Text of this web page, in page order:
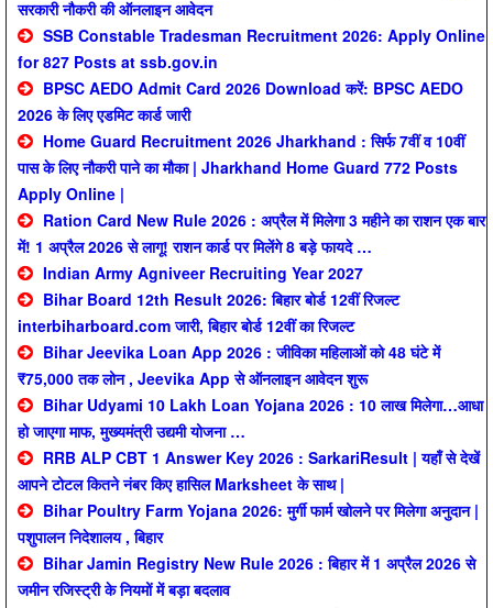
सरकारी नौकरी की ऑनलाइन आवेदन
SSB Constable Tradesman Recruitment 2026: Apply Online
for 827 Posts at ssb.gov.in
BPSC AEDO Admit Card 2026 Download करें: BPSC AEDO
2026 के लिए एडमिट कार्ड जारी
Home Guard Recruitment 2026 Jharkhand : सिर्फ 7वीं व 10वीं
पास के लिए नौकरी पाने का मौका | Jharkhand Home Guard 772 Posts
Apply Online |
Ration Card New Rule 2026 : अप्रैल में मिलेगा 3 महीने का राशन एक बार
में! 1 अप्रैल 2026 से लागू! राशन कार्ड पर मिलेंगे 8 बड़े फायदे …
Indian Army Agniveer Recruiting Year 2027
Bihar Board 12th Result 2026: बिहार बोर्ड 12वीं रिजल्ट
interbiharboard.com जारी, बिहार बोर्ड 12वीं का रिजल्ट
Bihar Jeevika Loan App 2026 : जीविका महिलाओं को 48 घंटे में
₹75,000 तक लोन , Jeevika App से ऑनलाइन आवेदन शुरू
Bihar Udyami 10 Lakh Loan Yojana 2026 : 10 लाख मिलेगा…आधा
हो जाएगा माफ, मुख्यमंत्री उद्यमी योजना …
RRB ALP CBT 1 Answer Key 2026 : SarkariResult | यहाँ से देखें
आपने टोटल कितने नंबर किए हासिल Marksheet के साथ |
Bihar Poultry Farm Yojana 2026: मुर्गी फार्म खोलने पर मिलेगा अनुदान |
पशुपालन निदेशालय , बिहार
Bihar Jamin Registry New Rule 2026 : बिहार में 1 अप्रैल 2026 से
जमीन रजिस्ट्री के नियमों में बड़ा बदलाव